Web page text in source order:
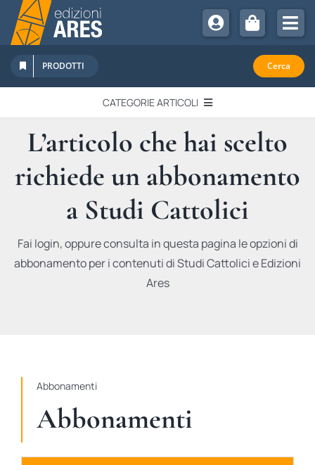
Salta
contenuto
Chi Siamo
Sostienici
Abbonamenti
Promozioni
Newsletter
PRODOTTI Cerca
CATEGORIE ARTICOLI
EDITORIALI
IN QUESTO NUMERO
RECENSIONI
L’articolo che hai scelto
richiede un abbonamento
a Studi Cattolici
Fai login, oppure consulta in questa pagina le opzioni di
abbonamento per i contenuti di Studi Cattolici e Edizioni
Ares
Abbonamenti
Abbonamenti